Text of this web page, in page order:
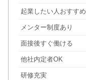
起業したい人おすすめ
メンター制度あり
面接後すぐ働ける
他社内定者OK
研修充実